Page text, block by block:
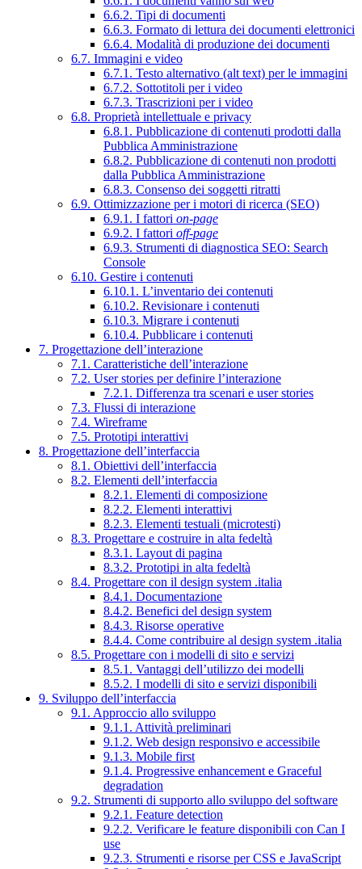
6.6.2. Tipi di documenti
6.6.3. Formato di lettura dei documenti elettronici
6.6.4. Modalità di produzione dei documenti
6.7. Immagini e video
6.7.1. Testo alternativo (alt text) per le immagini
6.7.2. Sottotitoli per i video
6.7.3. Trascrizioni per i video
6.8. Proprietà intellettuale e privacy
6.8.1. Pubblicazione di contenuti prodotti dalla
Pubblica Amministrazione
6.8.2. Pubblicazione di contenuti non prodotti
dalla Pubblica Amministrazione
6.8.3. Consenso dei soggetti ritratti
6.9. Ottimizzazione per i motori di ricerca (SEO)
6.9.1. I fattori on-page
6.9.2. I fattori off-page
6.9.3. Strumenti di diagnostica SEO: Search
Console
6.10. Gestire i contenuti
6.10.1. L’inventario dei contenuti
6.10.2. Revisionare i contenuti
6.10.3. Migrare i contenuti
6.10.4. Pubblicare i contenuti
7. Progettazione dell’interazione
7.1. Caratteristiche dell’interazione
7.2. User stories per definire l’interazione
7.2.1. Differenza tra scenari e user stories
7.3. Flussi di interazione
7.4. Wireframe
7.5. Prototipi interattivi
8. Progettazione dell’interfaccia
8.1. Obiettivi dell’interfaccia
8.2. Elementi dell’interfaccia
8.2.1. Elementi di composizione
8.2.2. Elementi interattivi
8.2.3. Elementi testuali (microtesti)
8.3. Progettare e costruire in alta fedeltà
8.3.1. Layout di pagina
8.3.2. Prototipi in alta fedeltà
8.4. Progettare con il design system .italia
8.4.1. Documentazione
8.4.2. Benefici del design system
8.4.3. Risorse operative
8.4.4. Come contribuire al design system .italia
8.5. Progettare con i modelli di sito e servizi
8.5.1. Vantaggi dell’utilizzo dei modelli
8.5.2. I modelli di sito e servizi disponibili
9. Sviluppo dell’interfaccia
9.1. Approccio allo sviluppo
9.1.1. Attività preliminari
9.1.2. Web design responsivo e accessibile
9.1.3. Mobile first
9.1.4. Progressive enhancement e Graceful
degradation
9.2. Strumenti di supporto allo sviluppo del software
9.2.1. Feature detection
9.2.2. Verificare le feature disponibili con Can I
use
9.2.3. Strumenti e risorse per CSS e JavaScript